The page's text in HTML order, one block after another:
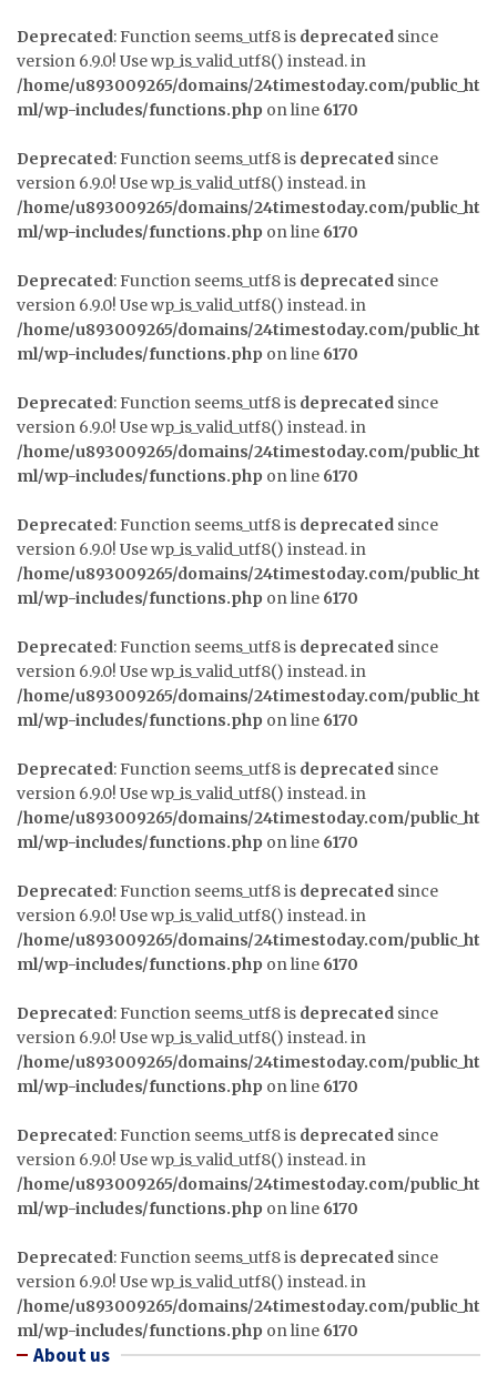
Deprecated: Function seems_utf8 is deprecated since
version 6.9.0! Use wp_is_valid_utf8() instead. in
/home/u893009265/domains/24timestoday.com/public_ht
ml/wp-includes/functions.php on line 6170
Deprecated: Function seems_utf8 is deprecated since
version 6.9.0! Use wp_is_valid_utf8() instead. in
/home/u893009265/domains/24timestoday.com/public_ht
ml/wp-includes/functions.php on line 6170
Deprecated: Function seems_utf8 is deprecated since
version 6.9.0! Use wp_is_valid_utf8() instead. in
/home/u893009265/domains/24timestoday.com/public_ht
ml/wp-includes/functions.php on line 6170
Deprecated: Function seems_utf8 is deprecated since
version 6.9.0! Use wp_is_valid_utf8() instead. in
/home/u893009265/domains/24timestoday.com/public_ht
ml/wp-includes/functions.php on line 6170
Deprecated: Function seems_utf8 is deprecated since
version 6.9.0! Use wp_is_valid_utf8() instead. in
/home/u893009265/domains/24timestoday.com/public_ht
ml/wp-includes/functions.php on line 6170
Deprecated: Function seems_utf8 is deprecated since
version 6.9.0! Use wp_is_valid_utf8() instead. in
/home/u893009265/domains/24timestoday.com/public_ht
ml/wp-includes/functions.php on line 6170
Deprecated: Function seems_utf8 is deprecated since
version 6.9.0! Use wp_is_valid_utf8() instead. in
/home/u893009265/domains/24timestoday.com/public_ht
ml/wp-includes/functions.php on line 6170
Deprecated: Function seems_utf8 is deprecated since
version 6.9.0! Use wp_is_valid_utf8() instead. in
/home/u893009265/domains/24timestoday.com/public_ht
ml/wp-includes/functions.php on line 6170
Deprecated: Function seems_utf8 is deprecated since
version 6.9.0! Use wp_is_valid_utf8() instead. in
/home/u893009265/domains/24timestoday.com/public_ht
ml/wp-includes/functions.php on line 6170
Deprecated: Function seems_utf8 is deprecated since
version 6.9.0! Use wp_is_valid_utf8() instead. in
/home/u893009265/domains/24timestoday.com/public_ht
ml/wp-includes/functions.php on line 6170
Deprecated: Function seems_utf8 is deprecated since
version 6.9.0! Use wp_is_valid_utf8() instead. in
/home/u893009265/domains/24timestoday.com/public_ht
ml/wp-includes/functions.php on line 6170
About us